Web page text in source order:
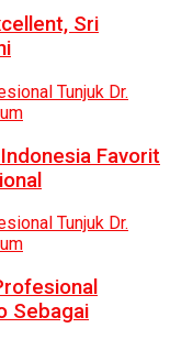
Sri
Favorit
Sebagai